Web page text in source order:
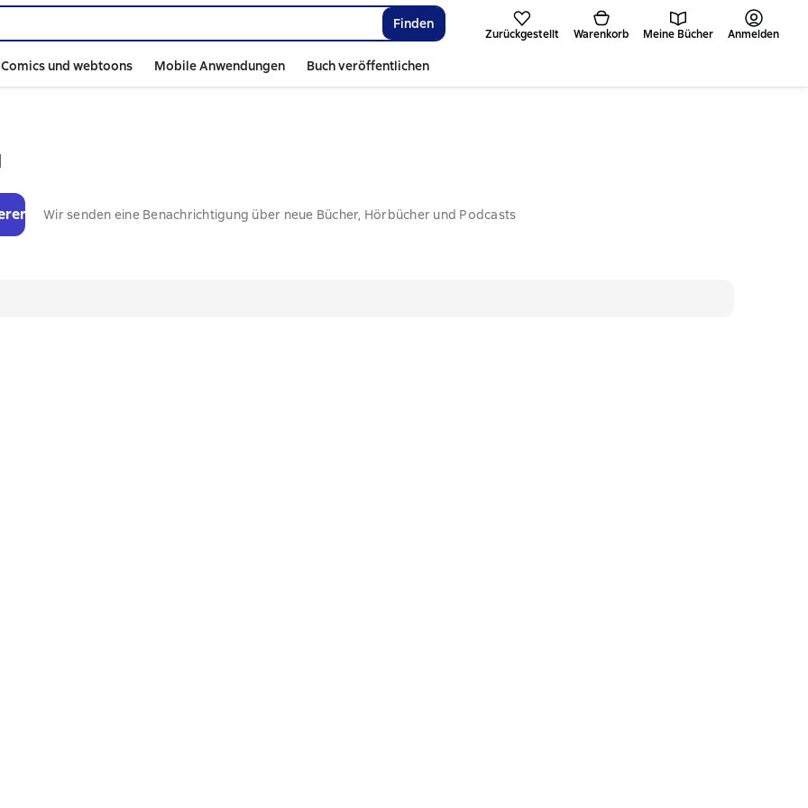
Finden
Zurückgestellt Warenkorb Meine Bücher Anmelden
Comics und webtoons Mobile Anwendungen Buch veröffentlichen
Wir senden eine Benachrichtigung über neue Bücher, Hörbücher und Podcasts
3 оценок